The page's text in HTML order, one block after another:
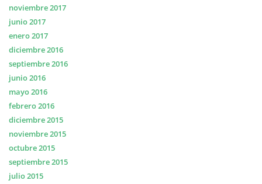
noviembre 2017
junio 2017
enero 2017
diciembre 2016
septiembre 2016
junio 2016
mayo 2016
febrero 2016
diciembre 2015
noviembre 2015
octubre 2015
septiembre 2015
julio 2015